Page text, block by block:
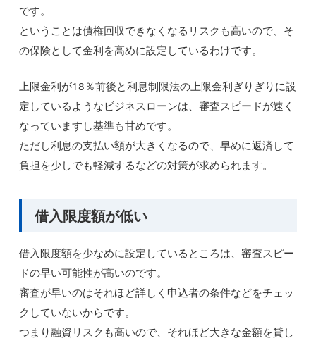
です。
ということは債権回収できなくなるリスクも高いので、そ
の保険として金利を高めに設定しているわけです。
上限金利が18％前後と利息制限法の上限金利ぎりぎりに設
定しているようなビジネスローンは、審査スピードが速く
なっていますし基準も甘めです。
ただし利息の支払い額が大きくなるので、早めに返済して
負担を少しでも軽減するなどの対策が求められます。
借入限度額が低い
借入限度額を少なめに設定しているところは、審査スピー
ドの早い可能性が高いのです。
審査が早いのはそれほど詳しく申込者の条件などをチェッ
クしていないからです。
つまり融資リスクも高いので、それほど大きな金額を貸し